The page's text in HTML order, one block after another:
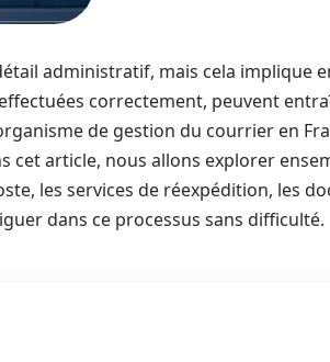
administratif, mais cela implique
correctement, peuvent
de gestion du courrier en
article, nous allons explorer
les services de réexpédition, les
dans ce processus sans difficulté.